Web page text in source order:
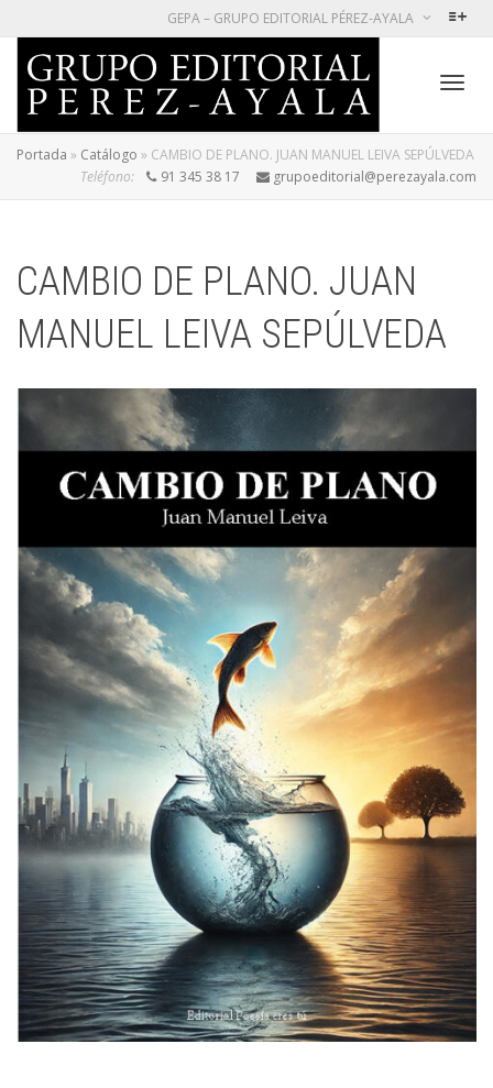
GEPA – GRUPO EDITORIAL PÉREZ-AYALA
Portada » Catálogo » CAMBIO DE PLANO. JUAN MANUEL LEIVA SEPÚLVEDA
Teléfono:
91 345 38 17 grupoeditorial@perezayala.com
CAMBIO DE PLANO. JUAN
MANUEL LEIVA SEPÚLVEDA